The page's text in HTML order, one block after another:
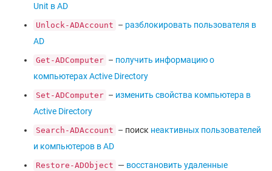
Unit в AD
Unlock-ADAccount – разблокировать пользователя в
AD
Get-ADComputer – получить информацию о
компьютерах Active Directory
Set-ADComputer – изменить свойства компьютера в
Active Directory
Search-ADAccount – поиск неактивных пользователей
и компьютеров в AD
Restore-ADObject — восстановить удаленные